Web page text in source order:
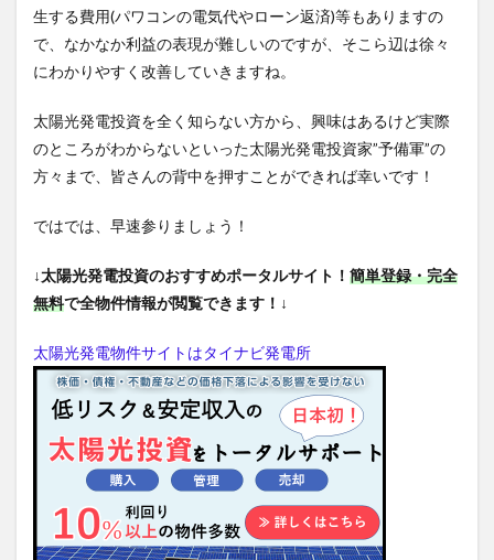
生する費用(パワコンの電気代やローン返済)等もありますの
で、なかなか利益の表現が難しいのですが、そこら辺は徐々
にわかりやすく改善していきますね。
太陽光発電投資を全く知らない方から、興味はあるけど実際
のところがわからないといった太陽光発電投資家”予備軍”の
方々まで、皆さんの背中を押すことができれば幸いです！
ではでは、早速参りましょう！
↓太陽光発電投資のおすすめポータルサイト！ 簡単登録・完全
無料で全物件情報が閲覧できます！↓
太陽光発電物件サイトはタイナビ発電所